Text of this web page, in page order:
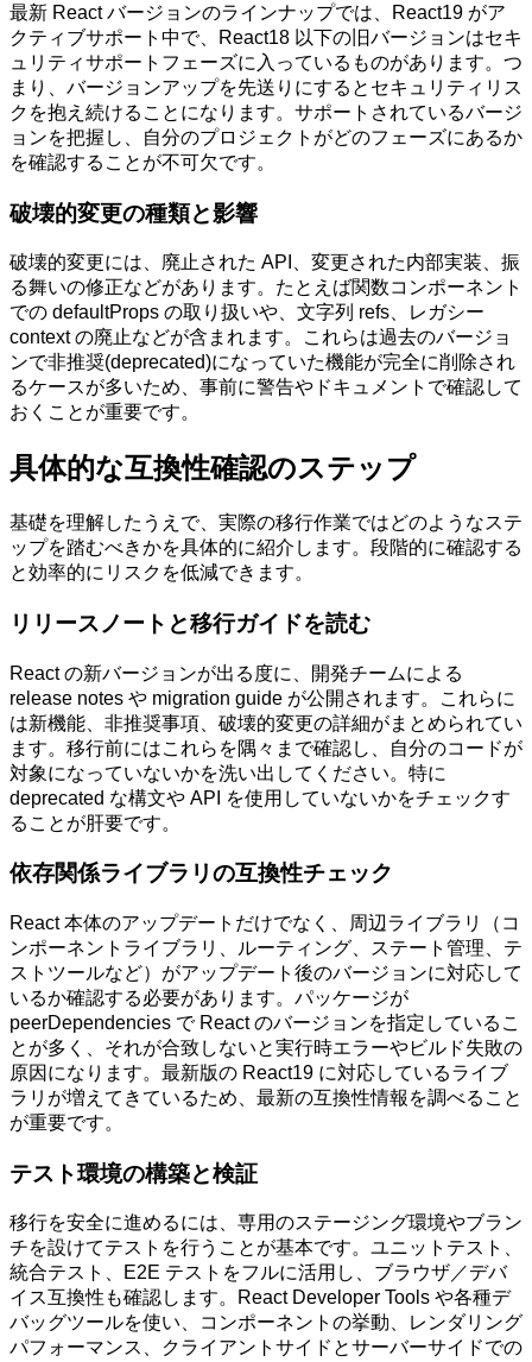
最新 React バージョンのラインナップでは、React19 がア
クティブサポート中で、React18 以下の旧バージョンはセキ
ュリティサポートフェーズに入っているものがあります。つ
まり、バージョンアップを先送りにするとセキュリティリス
クを抱え続けることになります。サポートされているバージ
ョンを把握し、自分のプロジェクトがどのフェーズにあるか
を確認することが不可欠です。
破壊的変更の種類と影響
破壊的変更には、廃止された API、変更された内部実装、振
る舞いの修正などがあります。たとえば関数コンポーネント
での defaultProps の取り扱いや、文字列 refs、レガシー
context の廃止などが含まれます。これらは過去のバージョ
ンで非推奨(deprecated)になっていた機能が完全に削除され
るケースが多いため、事前に警告やドキュメントで確認して
おくことが重要です。
具体的な互換性確認のステップ
基礎を理解したうえで、実際の移行作業ではどのようなステ
ップを踏むべきかを具体的に紹介します。段階的に確認する
と効率的にリスクを低減できます。
リリースノートと移行ガイドを読む
React の新バージョンが出る度に、開発チームによる
release notes や migration guide が公開されます。これらに
は新機能、非推奨事項、破壊的変更の詳細がまとめられてい
ます。移行前にはこれらを隅々まで確認し、自分のコードが
対象になっていないかを洗い出してください。特に
deprecated な構文や API を使用していないかをチェックす
ることが肝要です。
依存関係ライブラリの互換性チェック
React 本体のアップデートだけでなく、周辺ライブラリ（コ
ンポーネントライブラリ、ルーティング、ステート管理、テ
ストツールなど）がアップデート後のバージョンに対応して
いるか確認する必要があります。パッケージが
peerDependencies で React のバージョンを指定しているこ
とが多く、それが合致しないと実行時エラーやビルド失敗の
原因になります。最新版の React19 に対応しているライブ
ラリが増えてきているため、最新の互換性情報を調べること
が重要です。
テスト環境の構築と検証
移行を安全に進めるには、専用のステージング環境やブラン
チを設けてテストを行うことが基本です。ユニットテスト、
統合テスト、E2E テストをフルに活用し、ブラウザ／デバ
イス互換性も確認します。React Developer Tools や各種デ
バッグツールを使い、コンポーネントの挙動、レンダリング
パフォーマンス、クライアントサイドとサーバーサイドでの